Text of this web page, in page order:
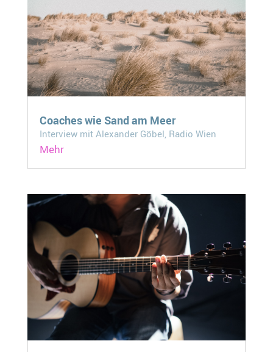
Coaches wie Sand am Meer
Interview mit Alexander Göbel, Radio Wien
Mehr